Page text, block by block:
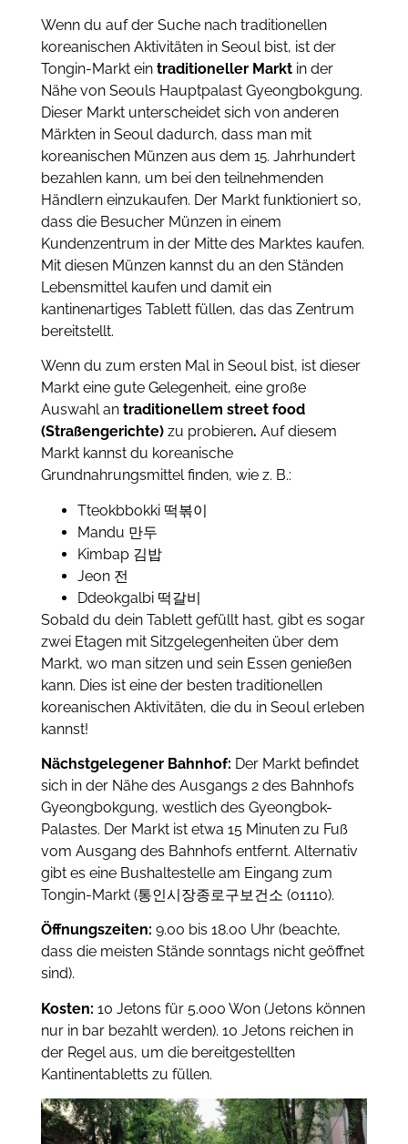
Wenn du auf der Suche nach traditionellen
koreanischen Aktivitäten in Seoul bist, ist der
Tongin-Markt ein traditioneller Marktin der
Nähe von Seouls Hauptpalast Gyeongbokgung.
Dieser Markt unterscheidet sich von anderen
Märkten in Seoul dadurch, dass man mit
koreanischen Münzen aus dem 15. Jahrhundert
bezahlen kann, um bei den teilnehmenden
Händlern einzukaufen. Der Markt funktioniert so,
dass die Besucher Münzen in einem
Kundenzentrum in der Mitte des Marktes kaufen.
Mit diesen Münzen kannst du an den Ständen
Lebensmittel kaufen und damit ein
kantinenartiges Tablett füllen, das das Zentrum
bereitstellt.
Wenn du zum ersten Mal in Seoul bist, ist dieser
Markt eine gute Gelegenheit, eine große
Auswahl an traditionellem street food
(Straßengerichte)zu probieren. Auf diesem
Markt kannst du koreanische
Grundnahrungsmittel finden, wie z. B.:
Tteokbbokki 떡볶이
Mandu 만두
Kimbap 김밥
Jeon 전
Ddeokgalbi 떡갈비
Sobald du dein Tablett gefüllt hast, gibt es sogar
zwei Etagen mit Sitzgelegenheiten über dem
Markt, wo man sitzen und sein Essen genießen
kann. Dies ist eine der besten traditionellen
koreanischen Aktivitäten, die du in Seoul erleben
kannst!
Nächstgelegener Bahnhof: Der Markt befindet
sich in der Nähe des Ausgangs 2 des Bahnhofs
Gyeongbokgung, westlich des Gyeongbok-
Palastes. Der Markt ist etwa 15 Minuten zu Fuß
vom Ausgang des Bahnhofs entfernt. Alternativ
gibt es eine Bushaltestelle am Eingang zum
Tongin-Markt (통인시장종로구보건소 (01110).
Öffnungszeiten: 9.00 bis 18.00 Uhr (beachte,
dass die meisten Stände sonntags nicht geöffnet
sind).
Kosten: 10 Jetons für 5.000 Won (Jetons können
nur in bar bezahlt werden). 10 Jetons reichen in
der Regel aus, um die bereitgestellten
Kantinentabletts zu füllen.